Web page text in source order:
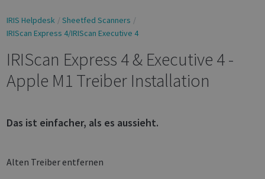
IRIS Helpdesk
Sheetfed Scanners
IRIScan Express 4/IRIScan Executive 4
IRIScan Express 4 & Executive 4 -
Apple M1 Treiber Installation
Das ist einfacher, als es aussieht.
Alten Treiber entfernen